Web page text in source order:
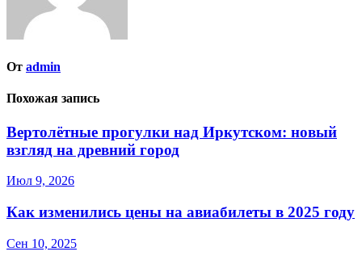
От admin
Похожая запись
Вертолётные прогулки над Иркутском: новый
взгляд на древний город
Июл 9, 2026
Как изменились цены на авиабилеты в 2025 году
Сен 10, 2025